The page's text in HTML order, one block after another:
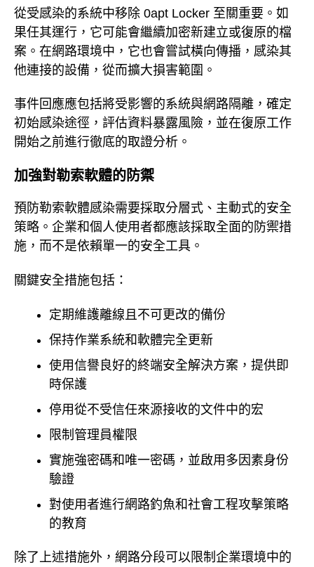
從受感染的系統中移除 0apt Locker 至關重要。如
果任其運行，它可能會繼續加密新建立或復原的檔
案。在網路環境中，它也會嘗試橫向傳播，感染其
他連接的設備，從而擴大損害範圍。
事件回應應包括將受影響的系統與網路隔離，確定
初始感染途徑，評估資料暴露風險，並在復原工作
開始之前進行徹底的取證分析。
加強對勒索軟體的防禦
預防勒索軟體感染需要採取分層式、主動式的安全
策略。企業和個人使用者都應該採取全面的防禦措
施，而不是依賴單一的安全工具。
關鍵安全措施包括：
定期維護離線且不可更改的備份
保持作業系統和軟體完全更新
使用信譽良好的終端安全解決方案，提供即
時保護
停用從不受信任來源接收的文件中的宏
限制管理員權限
實施強密碼和唯一密碼，並啟用多因素身份
驗證
對使用者進行網路釣魚和社會工程攻擊策略
的教育
除了上述措施外，網路分段可以限制企業環境中的